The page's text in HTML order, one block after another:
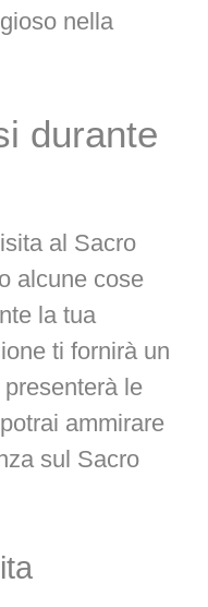
nella
durante
al Sacro
alcune cose
la tua
ti fornirà un
le
ammirare
sul Sacro